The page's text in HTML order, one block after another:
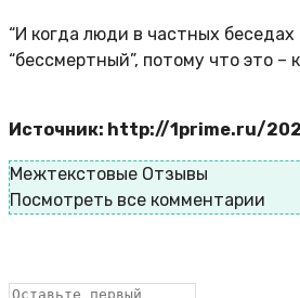
“И когда люди в частных
“бессмертный”, потому что это
Источник: http://1prime.ru/
Межтекстовые Отзывы
Посмотреть все комментарии